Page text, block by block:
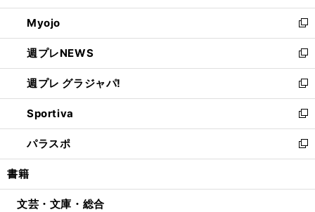
開
く
ウ
で
開
く
ン
ド
ウ
で
開
く
ウ
ィ
ン
ド
ウ
で
開
く
Myojo
新
し
い
ウ
ィ
ン
ド
ウ
で
開
週プレNEWS
新
し
い
ウ
ィ
ン
ド
ウ
開
週プレ グラジャパ!
新
し
い
ウ
ィ
ン
ウ
Sportiva
新
し
い
ウ
ン
パラスポ
新
し
ウ
書籍
文芸・文庫・総合